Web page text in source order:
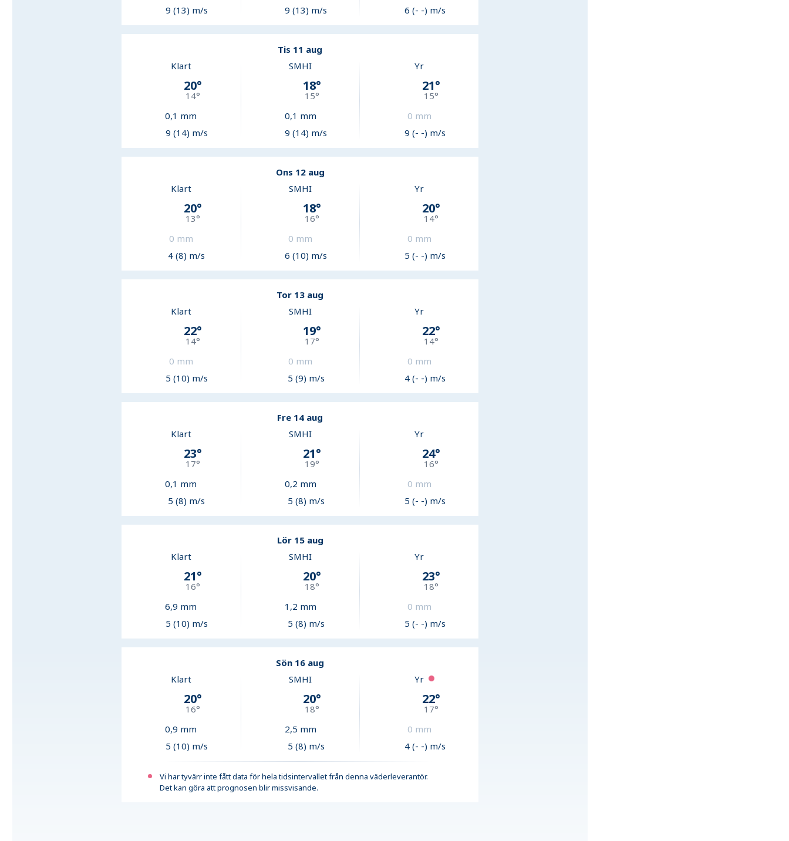
9 (13) m/s
9 (13) m/s
6 (- -) m/s
Tis 11 aug
Klart
20°
14°
0,1 mm
9 (14) m/s
SMHI
18°
15°
0,1 mm
9 (14) m/s
Yr
21°
15°
0 mm
9 (- -) m/s
Ons 12 aug
Klart
20°
13°
0 mm
4 (8) m/s
SMHI
18°
16°
0 mm
6 (10) m/s
Yr
20°
14°
0 mm
5 (- -) m/s
Tor 13 aug
Klart
22°
14°
0 mm
5 (10) m/s
SMHI
19°
17°
0 mm
5 (9) m/s
Yr
22°
14°
0 mm
4 (- -) m/s
Fre 14 aug
Klart
23°
17°
0,1 mm
5 (8) m/s
SMHI
21°
19°
0,2 mm
5 (8) m/s
Yr
24°
16°
0 mm
5 (- -) m/s
Lör 15 aug
Klart
21°
16°
6,9 mm
5 (10) m/s
SMHI
20°
18°
1,2 mm
5 (8) m/s
Yr
23°
18°
0 mm
5 (- -) m/s
Sön 16 aug
Klart
20°
16°
0,9 mm
5 (10) m/s
SMHI
20°
18°
2,5 mm
5 (8) m/s
Yr
22°
17°
0 mm
4 (- -) m/s
Vi har tyvärr inte fått data för hela tidsintervallet från denna väderleverantör.
Det kan göra att prognosen blir missvisande.